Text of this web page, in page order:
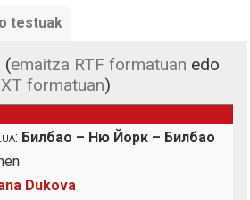
testuak
(emaitza RTF formatuan edo
formatuan)
Билбао – Ню Йорк – Билбао
Dukova